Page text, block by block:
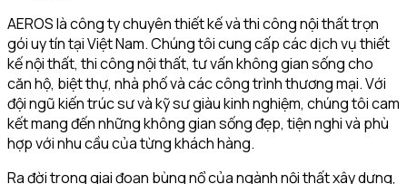
AEROS là công ty chuyên thiết kế và thi công nội thất trọn
gói uy tín tại Việt Nam. Chúng tôi cung cấp các dịch vụ thiết
kế nội thất, thi công nội thất, tư vấn không gian sống cho
căn hộ, biệt thự, nhà phố và các công trình thương mại. Với
đội ngũ kiến trúc sư và kỹ sư giàu kinh nghiệm, chúng tôi cam
kết mang đến những không gian sống đẹp, tiện nghi và phù
hợp với nhu cầu của từng khách hàng.
Ra đời trong giai đoạn bùng nổ của ngành nội thất xây dựng,